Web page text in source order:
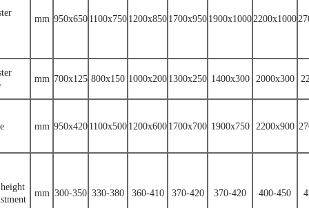
mm 950x650 1100x750 1200x850 1700x950 1900x10002200x1000
mm 700x125 800x150 1000x200 1300x250 1400x300 2000x300
mm 950x420 1100x500 1200x600 1700x700 1900x750 2200x900
mm 300-350 330-380 360-410 370-420 370-420 400-450